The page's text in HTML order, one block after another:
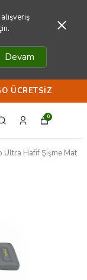
Devam
ÜCRETSIZ
0
Ultra Hafif Şişme Mat